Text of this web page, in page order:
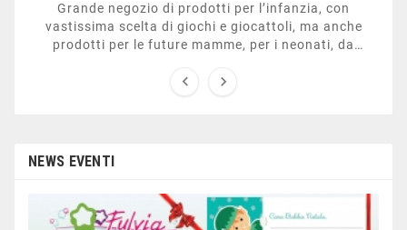
Grande negozio di prodotti per l’infanzia, con
vastissima scelta di giochi e giocattoli, ma anche
prodotti per le future mamme, per i neonati, da
sezione dedicata all’arredo giardino, giochi all’aperto,
 
NEWS EVENTI